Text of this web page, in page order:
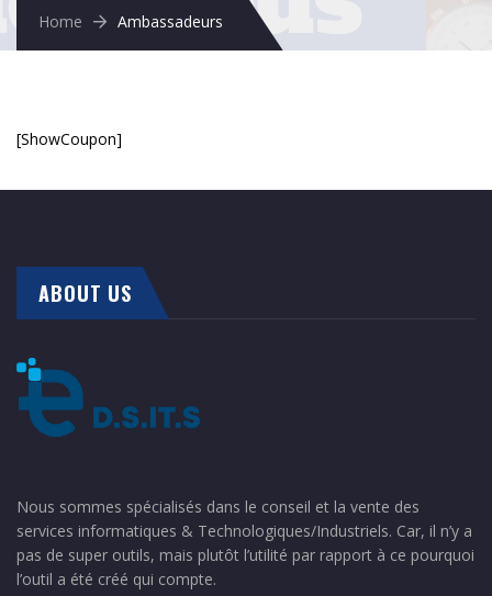
Home Ambassadeurs
[ShowCoupon]
ABOUT US
Nous sommes spécialisés dans le conseil et la vente des
services informatiques & Technologiques/Industriels. Car, il n’y a
pas de super outils, mais plutôt l’utilité par rapport à ce pourquoi
l’outil a été créé qui compte.